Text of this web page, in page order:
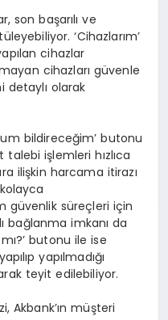
son başarılı ve
‘Cihazlarım’
cihazlar
cihazları güvenle
detaylı olarak
bildireceğim’ butonu
işlemleri hızlıca
ilişkin harcama itirazı
güvenlik süreçleri için
bağlanma imkanı da
butonu ile ise
yapılmadığı
teyit edilebiliyor.
Akbank’ın müşteri